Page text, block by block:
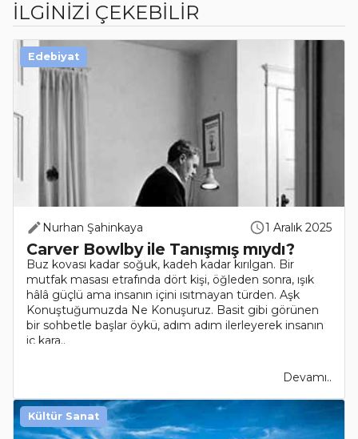
İLGİNİZİ ÇEKEBİLİR
Nurhan Şahinkaya 1 Aralık 2025
Carver Bowlby ile Tanışmış mıydı?
Buz kovası kadar soğuk, kadeh kadar kırılgan. Bir
mutfak masası etrafında dört kişi, öğleden sonra, ışık
hâlâ güçlü ama insanın içini ısıtmayan türden. Aşk
Konuştuğumuzda Ne Konuşuruz. Basit gibi görünen
bir sohbetle başlar öykü, adım adım ilerleyerek insanın
iç kara..
Devamı..
Edebiyat
Kültür Sanat